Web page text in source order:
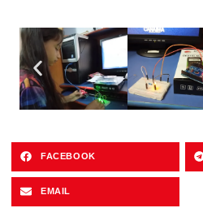
FACEBOOK
EMAIL